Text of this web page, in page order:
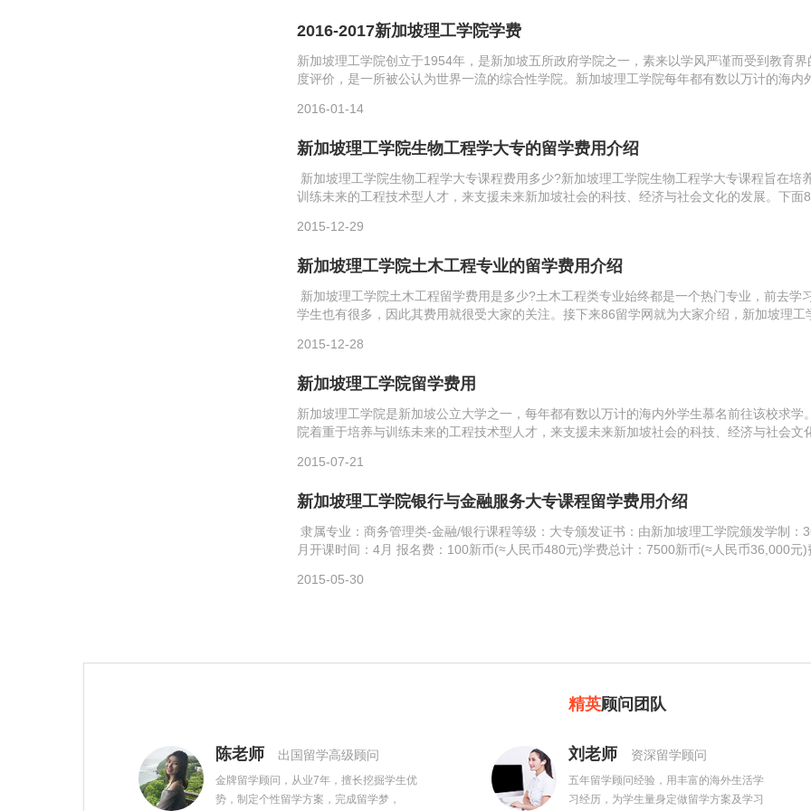
2016-2017新加坡理工学院学费
新加坡理工学院创立于1954年，是新加坡五所政府学院之一，素来以学风严谨而受到教育界
度评价，是一所被公认为世界一流的综合性学院。新加坡理工学院每年都有数以万计的海内
科技、经济与社会文化的发...
2016-01-14
新加坡理工学院生物工程学大专的留学费用介绍
新加坡理工学院生物工程学大专课程费用多少?新加坡理工学院生物工程学大专课程旨在培
训练未来的工程技术型人才，来支援未来新加坡社会的科技、经济与社会文化的发展。下面
坡五所政府...
2015-12-29
新加坡理工学院土木工程专业的留学费用介绍
新加坡理工学院土木工程留学费用是多少?土木工程类专业始终都是一个热门专业，前去学
学生也有很多，因此其费用就很受大家的关注。接下来86留学网就为大家介绍，新加坡理工
以学风严谨...
2015-12-28
新加坡理工学院留学费用
新加坡理工学院是新加坡公立大学之一，每年都有数以万计的海内外学生慕名前往该校求学
院着重于培养与训练未来的工程技术型人才，来支援未来新加坡社会的科技、经济与社会文
教学设施齐备，师资力量雄厚，...
2015-07-21
新加坡理工学院银行与金融服务大专课程留学费用介绍
隶属专业：商务管理类-金融/银行课程等级：大专颁发证书：由新加坡理工学院颁发学制：
月开课时间：4月 报名费：100新币(≈人民币480元)学费总计：7500新币(≈人民币36,000元)
2015-05-30
精英顾问团队
陈老师 出国留学高级顾问
金牌留学顾问，从业7年，擅长挖掘学生优
势，制定个性留学方案，完成留学梦，
刘老师 资深留学顾问
五年留学顾问经验，用丰富的海外生活学
习经历，为学生量身定做留学方案及学习